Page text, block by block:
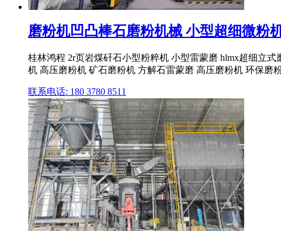
磨粉机凹凸棒石磨粉机械 小型超细微粉
桂林鸿程 2r页岩煤矸石小型粉粹机 小型雷蒙磨 hlmx超细立
机 高压磨粉机 矿石磨粉机 方解石雷蒙磨 高压磨粉机 环保磨
联系电话: 180 3780 8511